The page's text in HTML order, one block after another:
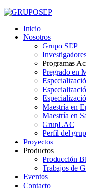
Inicio
Nosotros
Grupo SEP
Investigadores
Programas
Pregrado en
Maestría en
Maestría en
GrupLAC
Perfil del
Proyectos
Productos
Producción
Trabajos de
Eventos
Contacto